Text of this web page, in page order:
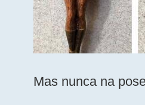
Mas nunca na